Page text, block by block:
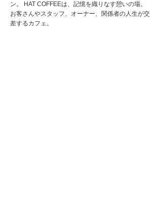
ン。 HAT COFFEEは、記憶を織りなす憩いの場。
お客さんやスタッフ、オーナー、関係者の人生が交
差するカフェ。